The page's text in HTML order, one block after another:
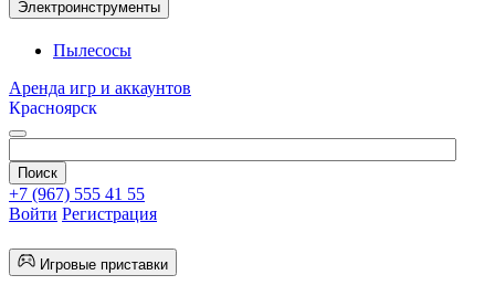
Электроинструменты
Пылесосы
Аренда игр и аккаунтов
Красноярск
+7 (967) 555 41 55
Войти Регистрация
Игровые приставки